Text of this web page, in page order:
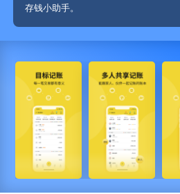
存钱小助手。